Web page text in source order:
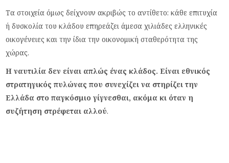
Τα στοιχεία όμως δείχνουν ακριβώς το αντίθετο: κάθε επιτυχία
ή δυσκολία του κλάδου επηρεάζει άμεσα χιλιάδες ελληνικές
οικογένειες και την ίδια την οικονομική σταθερότητα της
χώρας.
Η ναυτιλία δεν είναι απλώς ένας κλάδος. Είναι εθνικός
στρατηγικός πυλώνας που συνεχίζει να στηρίζει την
Ελλάδα στο παγκόσμιο γίγνεσθαι, ακόμα κι όταν η
συζήτηση στρέφεται αλλού.